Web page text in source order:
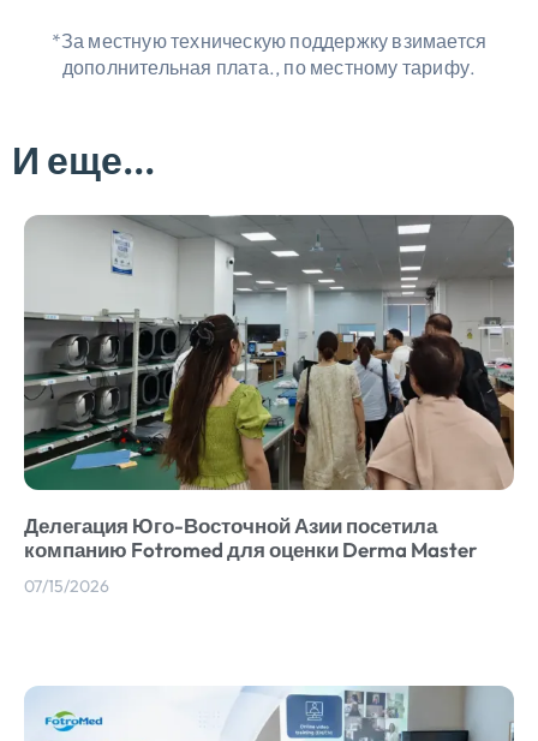
*За местную техническую поддержку взимается
дополнительная плата., по местному тарифу.
И еще...
Делегация Юго-Восточной Азии посетила
компанию Fotromed для оценки Derma Master
07/15/2026